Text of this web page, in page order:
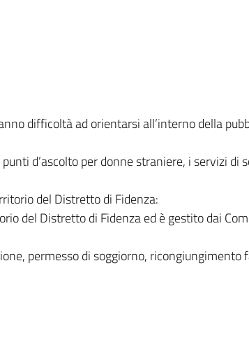
difficoltà ad orientarsi all’interno della
d’ascolto per donne straniere, i servizi di
del Distretto di Fidenza:
del Distretto di Fidenza ed è gestito dai
permesso di soggiorno,